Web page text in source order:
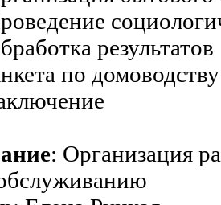
результатов
по
: Организация